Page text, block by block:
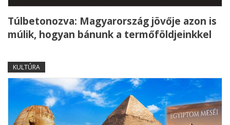
Túlbetonozva: Magyarország jövője azon is
múlik, hogyan bánunk a termőföldjeinkkel
KULTÚRA